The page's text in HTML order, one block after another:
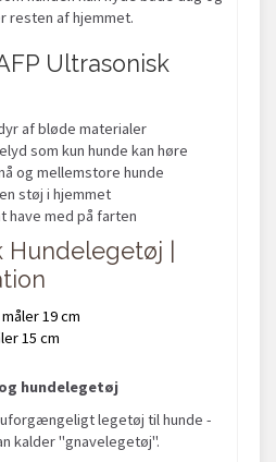
resten af hjemmet.
Ultrasonisk
af bløde materialer
som kun hunde kan høre
og mellemstore hunde
støj i hjemmet
have med på farten
|
19 cm
15 cm
hundelegetøj
legetøj til hunde -
kalder "gnavelegetøj".